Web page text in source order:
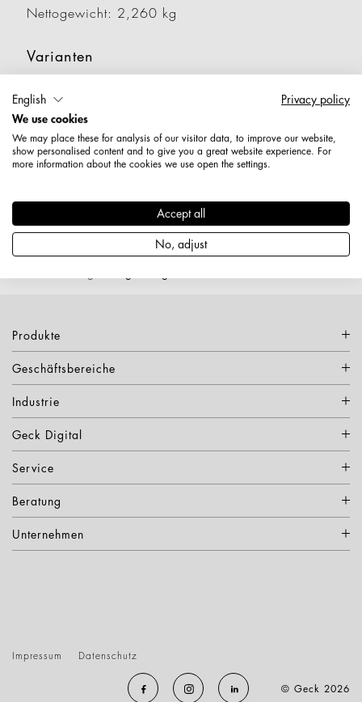
Nettogewicht: 2,260 kg
Varianten
Artikelnummer Länge
1534330000489 2,600 kg
Produkte
Geschäftsbereiche
Industrie
Geck Digital
Service
Beratung
Unternehmen
Impressum Datenschutz
© Geck 2026
English
Privacy policy
We use cookies
We may place these for analysis of our visitor data, to improve our website,
show personalised content and to give you a great website experience. For
more information about the cookies we use open the settings.
Accept all
No, adjust